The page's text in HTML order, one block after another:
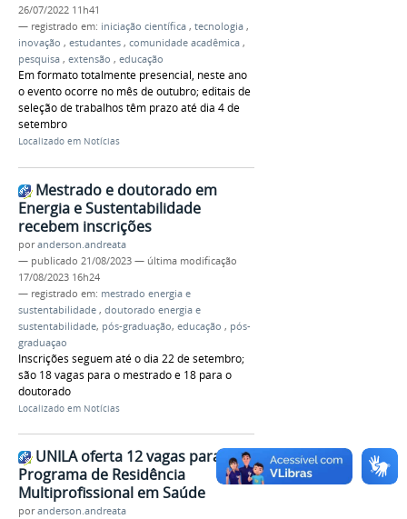
26/07/2022 11h41
— registrado em: iniciação científica , tecnologia ,
inovação , estudantes , comunidade acadêmica ,
pesquisa , extensão , educação
Em formato totalmente presencial, neste ano
o evento ocorre no mês de outubro; editais de
seleção de trabalhos têm prazo até dia 4 de
setembro
Localizado em Notícias
Mestrado e doutorado em
Energia e Sustentabilidade
recebem inscrições
poranderson.andreata
— publicado 21/08/2023 — última modificação
17/08/2023 16h24
— registrado em: mestrado energia e
sustentabilidade , doutorado energia e
sustentabilidade, pós-graduação, educação , pós-
graduaçao
Inscrições seguem até o dia 22 de setembro;
são 18 vagas para o mestrado e 18 para o
doutorado
Localizado em Notícias
UNILA oferta 12 vagas para o
Programa de Residência
Multiprofissional em Saúde
poranderson.andreata